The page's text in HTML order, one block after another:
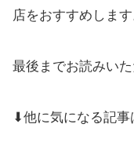
店をおすすめします
最後までお読みい
⬇他に気になる記